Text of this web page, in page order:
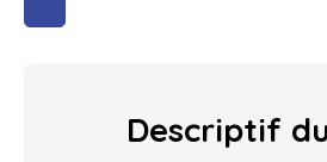
Descriptif